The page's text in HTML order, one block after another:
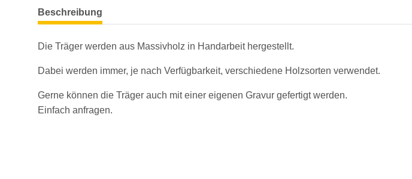
weitere Registerkarten anzeigen
Beschreibung
Die Träger werden aus Massivholz in Handarbeit hergestellt.
Dabei werden immer, je nach Verfügbarkeit, verschiedene Holzsorten verwendet.
Gerne können die Träger auch mit einer eigenen Gravur gefertigt werden.
Einfach anfragen.